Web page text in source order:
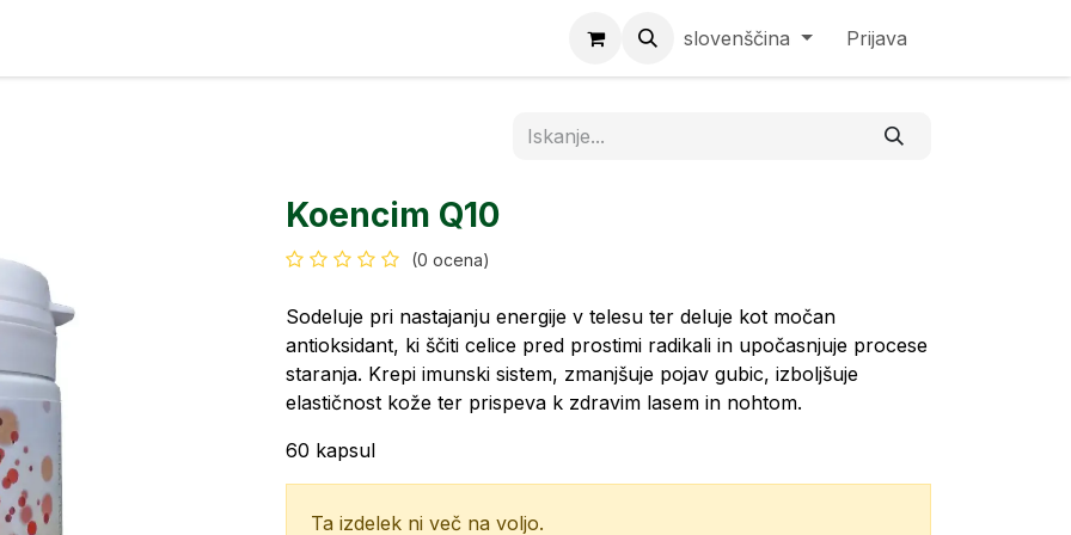
slovenščina Prijava
Koencim Q10
(0 ocena)
Sodeluje pri nastajanju energije v telesu ter deluje kot močan
antioksidant, ki ščiti celice pred prostimi radikali in upočasnjuje procese
staranja. Krepi imunski sistem, zmanjšuje pojav gubic, izboljšuje
elastičnost kože ter prispeva k zdravim lasem in nohtom.
60 kapsul
Ta izdelek ni več na voljo.